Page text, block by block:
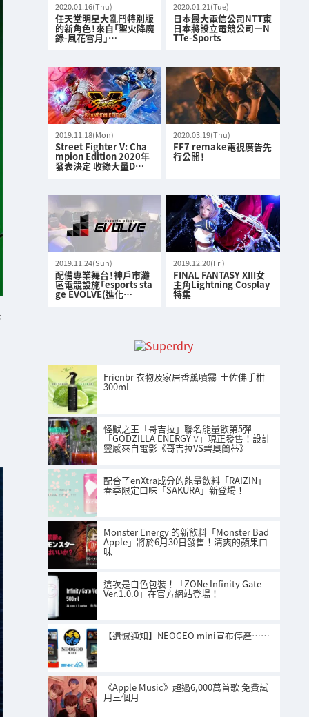
2020.01.16(Thu)
任天堂明星大亂鬥特別版
的新角色！來自「聖火降魔
錄-風花雪月」…
2020.01.21(Tue)
日本最大電信公司NTT東
日本將設立電競公司—N
TTe-Sports
2019.11.18(Mon)
Street Fighter V: Cha
mpion Edition 2020年
發表決定 收錄大量D…
2020.03.19(Thu)
FF7 remake電視廣告先
行公開！
2019.11.24(Sun)
配備專業舞台！神戶市灘
區電競設施「esports sta
ge EVOLVE(進化…
2019.12.20(Fri)
FINAL FANTASY XIII女
主角Lightning Cosplay
特集
Frienbr 衣物及家居香薰噴霧-土佐佛手柑
300mL
怪獸之王「哥吉拉」聯名能量飲第5彈
「GODZILLA ENERGY Ⅴ」現正發售！設計
靈感來自電影《哥吉拉VS碧奧蘭蒂》
配合了enXtra成分的能量飲料「RAIZIN」
春季限定口味「SAKURA」新登場！
Monster Energy 的新飲料「Monster Bad
Apple」將於6月30日發售！清爽的蘋果口
味
這次是白色包裝！「ZONe Infinity Gate
Ver.1.0.0」在官方網站登場！
【遺憾通知】NEOGEO mini宣布停產……
《Apple Music》超過6,000萬首歌 免費試
用三個月